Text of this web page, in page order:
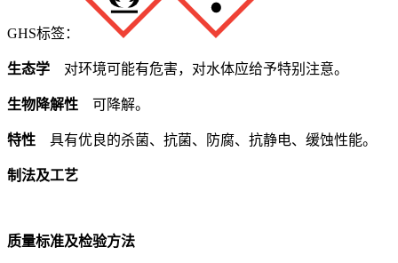
GHS标签：
生态学 对环境可能有危害，对水体应给予特别注意。
生物降解性 可降解。
特性 具有优良的杀菌、抗菌、防腐、抗静电、缓蚀性能。
制法及工艺
质量标准及检验方法